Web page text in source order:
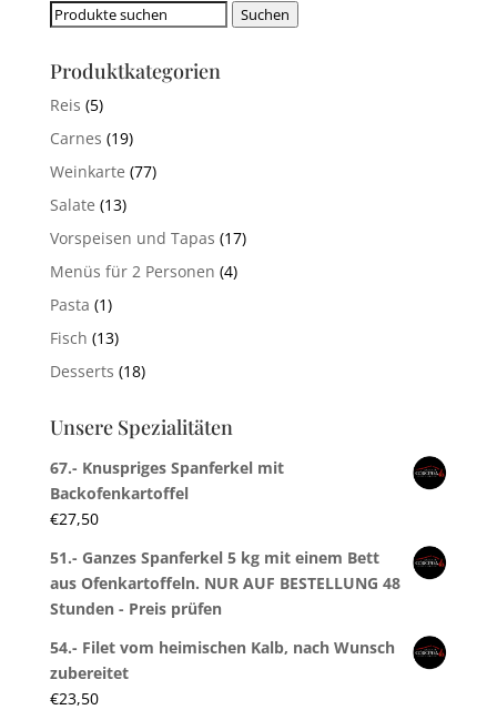
Suchen
Suchen
Produktkategorien
Reis (5)
Carnes (19)
Weinkarte (77)
Salate (13)
Vorspeisen und Tapas (17)
Menüs für 2 Personen (4)
Pasta (1)
Fisch (13)
Desserts (18)
Unsere Spezialitäten
67.- Knuspriges Spanferkel mit
Backofenkartoffel
€27,50
51.- Ganzes Spanferkel 5 kg mit einem Bett
aus Ofenkartoffeln. NUR AUF BESTELLUNG 48
Stunden - Preis prüfen
54.- Filet vom heimischen Kalb, nach Wunsch
zubereitet
€23,50